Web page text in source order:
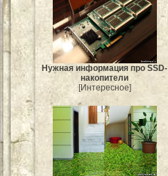
Нужная информация про SSD-
накопители
[Интересное]